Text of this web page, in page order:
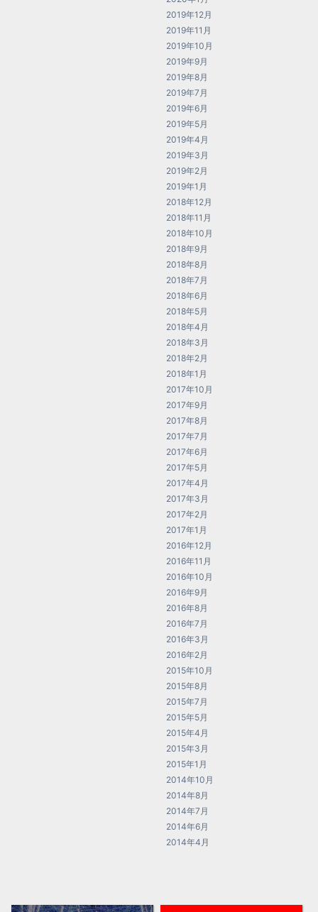
2019年12月
2019年11月
2019年10月
2019年9月
2019年8月
2019年7月
2019年6月
2019年5月
2019年4月
2019年3月
2019年2月
2019年1月
2018年12月
2018年11月
2018年10月
2018年9月
2018年8月
2018年7月
2018年6月
2018年5月
2018年4月
2018年3月
2018年2月
2018年1月
2017年10月
2017年9月
2017年8月
2017年7月
2017年6月
2017年5月
2017年4月
2017年3月
2017年2月
2017年1月
2016年12月
2016年11月
2016年10月
2016年9月
2016年8月
2016年7月
2016年3月
2016年2月
2015年10月
2015年8月
2015年7月
2015年5月
2015年4月
2015年3月
2015年1月
2014年10月
2014年8月
2014年7月
2014年6月
2014年4月